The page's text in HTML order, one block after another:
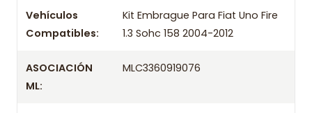
OEM / Códigos equivalentes
Información técnica
Vehículos
Compatibles:
Kit Embrague Para Fiat Uno Fire
1.3 Sohc 158 2004-2012
ASOCIACIÓN
ML:
MLC3360919076